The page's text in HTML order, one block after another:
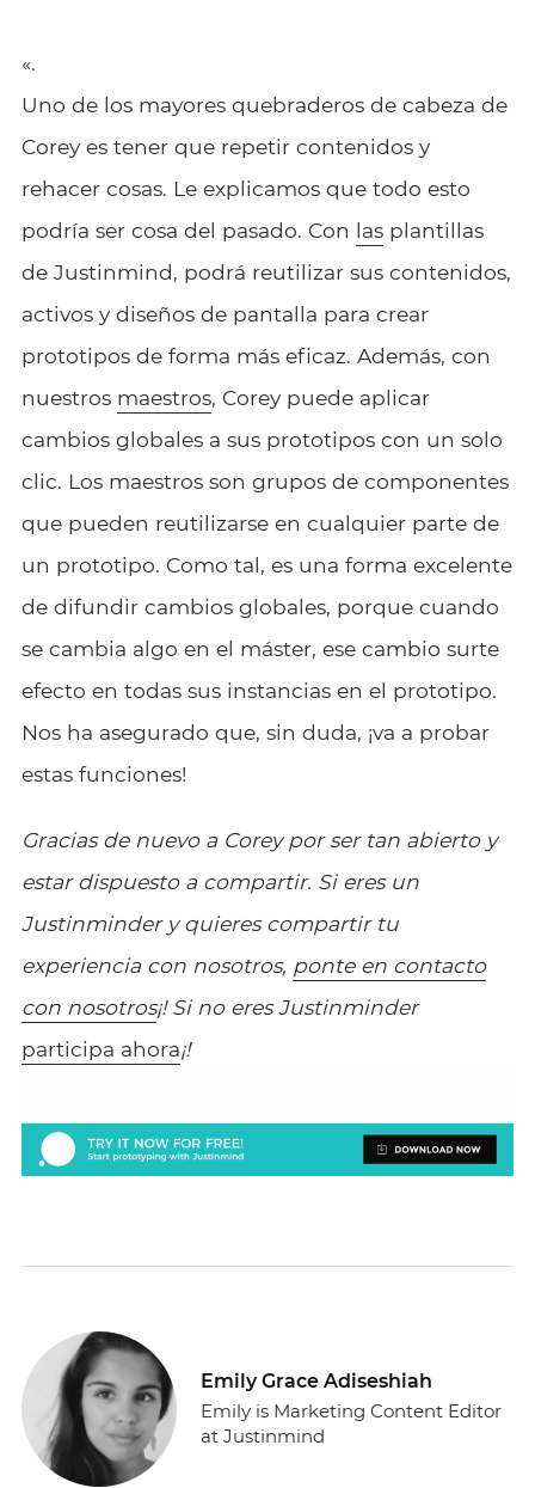
«.
Uno de los mayores quebraderos de cabeza de
Corey es tener que repetir contenidos y
rehacer cosas. Le explicamos que todo esto
podría ser cosa del pasado. Con lasplantillas
de Justinmind, podrá reutilizar sus contenidos,
activos y diseños de pantalla para crear
prototipos de forma más eficaz. Además, con
nuestros maestros, Corey puede aplicar
cambios globales a sus prototipos con un solo
clic. Los maestros son grupos de componentes
que pueden reutilizarse en cualquier parte de
un prototipo. Como tal, es una forma excelente
de difundir cambios globales, porque cuando
se cambia algo en el máster, ese cambio surte
efecto en todas sus instancias en el prototipo.
Nos ha asegurado que, sin duda, ¡va a probar
estas funciones!
Gracias de nuevo a Corey por ser tan abierto y
estar dispuesto a compartir. Si eres un
Justinminder y quieres compartir tu
experiencia con nosotros, ponte en contacto
con nosotros¡! Si no eres Justinminder
participa ahora¡!
Emily Grace Adiseshiah
Emily is Marketing Content Editor
at Justinmind